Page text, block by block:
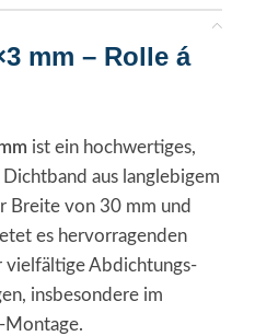
mm – Rolle á
ist ein hochwertiges,
aus langlebigem
Breite von 30 mm und
es hervorragenden
vielfältige Abdichtungs-
insbesondere im
Montage.